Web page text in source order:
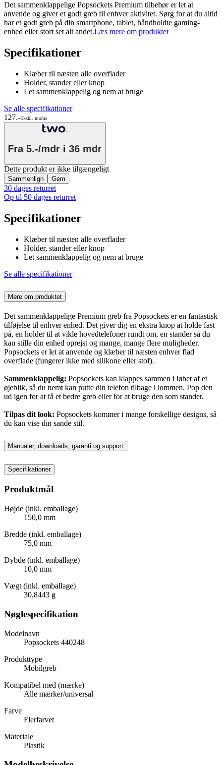
Det sammenklappelige Popsockets Premium tilbehør er let at
anvende og giver et godt greb til enhver aktivitet. Sørg for at du altid
har et godt greb på din smartphone, tablet, håndholdte gaming-
enhed eller stort set alt andet.Læs mere om produktet
Specifikationer
Klæber til næsten alle overflader
Holder, stander eller knop
Let sammenklappelig og nem at bruge
Se alle specifikationer
127.-Ekskl. moms
Fra 5.-/mdr i 36 mdr
Dette produkt er ikke tilgængeligt
Sammenlign Gem
30 dages returret
Op til 50 dages returret
Specifikationer
Klæber til næsten alle overflader
Holder, stander eller knop
Let sammenklappelig og nem at bruge
Se alle specifikationer
Mere om produktet
Det sammenklappelige Premium greb fra Popsockets er en fantastisk
tilføjelse til enhver enhed. Det giver dig en ekstra knop at holde fast
på, en holder til at vikle hovedtelefoner rundt om, en stander så du
kan stille din enhed oprejst og mange, mange flere muligheder.
Popsockets er let at anvende og klæber til næsten enhver flad
overflade (fungerer ikke med silikone eller stof).
Sammenklappelig: Popsockets kan klappes sammen i løbet af et
øjeblik, så du nemt kan putte din telefon tilbage i lommen. Pop den
ud igen for at få et bedre greb eller for at bruge den som stander.
Tilpas dit look: Popsockets kommer i mange forskellige designs, så
du kan vise din sande stil.
Manualer, downloads, garanti og support
Specifikationer
Produktmål
Højde (inkl. emballage)
150,0 mm
Bredde (inkl. emballage)
75,0 mm
Dybde (inkl. emballage)
10,0 mm
Vægt (inkl. emballage)
30,8443 g
Nøglespecifikation
Modelnavn
Popsockets 440248
Produkttype
Mobilgreb
Kompatibel med (mærke)
Alle mærker/universal
Farve
Flerfarvet
Materiale
Plastik